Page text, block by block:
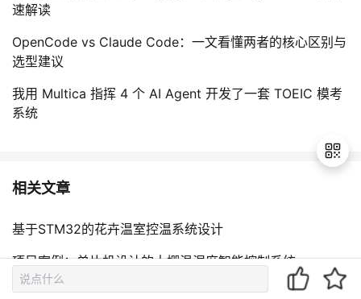
速解读
OpenCode vs Claude Code：一文看懂两者的核心区别与
选型建议
我用 Multica 指挥 4 个 AI Agent 开发了一套 TOEIC 模考
系统
相关文章
基于STM32的花卉温室控温系统设计
项目案例：单片机设计的大棚温湿度智能控制系统
基于 STM32 的智能农业温室控制系统设计